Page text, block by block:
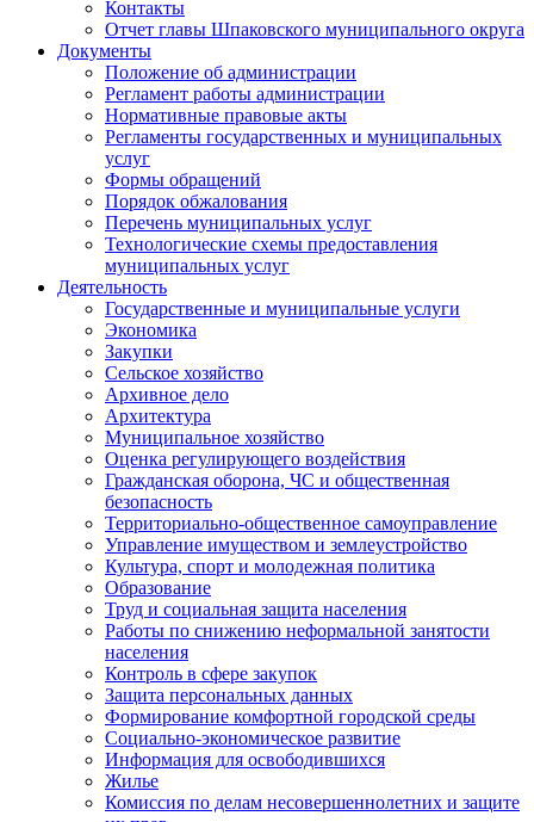
Контакты
Отчет главы Шпаковского муниципального округа
Документы
Положение об администрации
Регламент работы администрации
Нормативные правовые акты
Регламенты государственных и муниципальных
услуг
Формы обращений
Порядок обжалования
Перечень муниципальных услуг
Технологические схемы предоставления
муниципальных услуг
Деятельность
Государственные и муниципальные услуги
Экономика
Закупки
Сельское хозяйство
Архивное дело
Архитектура
Муниципальное хозяйство
Оценка регулирующего воздействия
Гражданская оборона, ЧС и общественная
безопасность
Территориально-общественное самоуправление
Управление имуществом и землеустройство
Культура, спорт и молодежная политика
Образование
Труд и социальная защита населения
Работы по снижению неформальной занятости
населения
Контроль в сфере закупок
Защита персональных данных
Формирование комфортной городской среды
Социально-экономическое развитие
Информация для освободившихся
Жилье
Комиссия по делам несовершеннолетних и защите